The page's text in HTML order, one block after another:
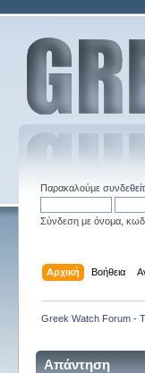
Παρακαλούμε
Σύνδεση με όνομα,
Αρχική Βοήθεια
Greek Watch Forum -
Απάντηση